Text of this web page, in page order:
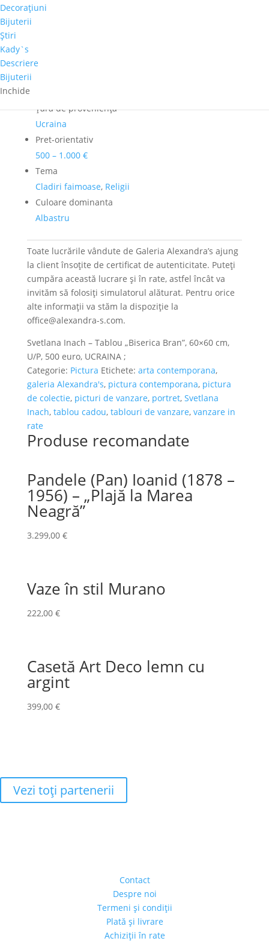
Decoraţiuni
Bijuterii
Ştiri
Kady`s
Descriere
Bijuterii
Inchide
Autor
2001-2020
Ţară de provenienţă
Ucraina
Pret-orientativ
500 – 1.000 €
Tema
Cladiri faimoase, Religii
Culoare dominanta
Albastru
Toate lucrările vândute de Galeria Alexandra’s ajung
la client însoțite de certificat de autenticitate. Puteți
cumpăra această lucrare și în rate, astfel încât va
invităm să folosiți simulatorul alăturat. Pentru orice
alte informații va stăm la dispoziție la
office@alexandra-s.com.
Svetlana Inach – Tablou „Biserica Bran”, 60×60 cm,
U/P, 500 euro, UCRAINA ;
Categorie: Pictura Etichete: arta contemporana,
galeria Alexandra's, pictura contemporana, pictura
de colectie, picturi de vanzare, portret, Svetlana
Inach, tablou cadou, tablouri de vanzare, vanzare in
rate
Produse recomandate
Pandele (Pan) Ioanid (1878 –
1956) – „Plajă la Marea
Neagră”
3.299,00 €
Vaze în stil Murano
222,00 €
Casetă Art Deco lemn cu
argint
399,00 €
Vezi toţi partenerii
Contact
Despre noi
Termeni şi condiţii
Plată şi livrare
Achiziţii în rate